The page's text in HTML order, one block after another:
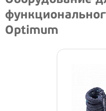
Optimum